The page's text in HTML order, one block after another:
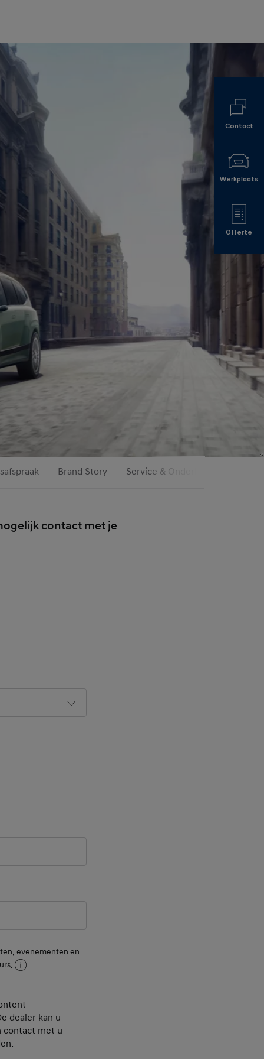
Brand Story Service & Onderhoud
contact met je
Contact
Werkplaats
Offerte
evenementen en
dealer kan u
contact met u